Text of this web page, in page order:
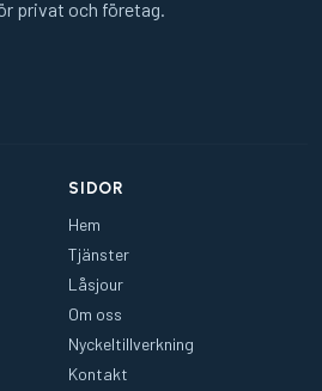
privat och företag.
SIDOR
Hem
Tjänster
Låsjour
Om oss
Nyckeltillverkning
Kontakt